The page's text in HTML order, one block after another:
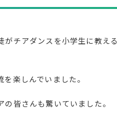
チアダンスを小学生に教える
楽しんでいました。
皆さんも驚いていました。